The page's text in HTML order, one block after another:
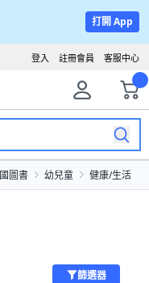
打開 App
客服中心
註冊會員
登入
圖書 幼兒童 健康/生活
篩選器